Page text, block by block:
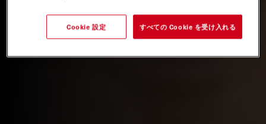
Cookie 設定 すべての Cookie を受け入れる